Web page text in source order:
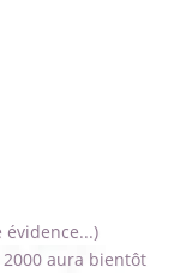
évidence...)
2000 aura bientôt